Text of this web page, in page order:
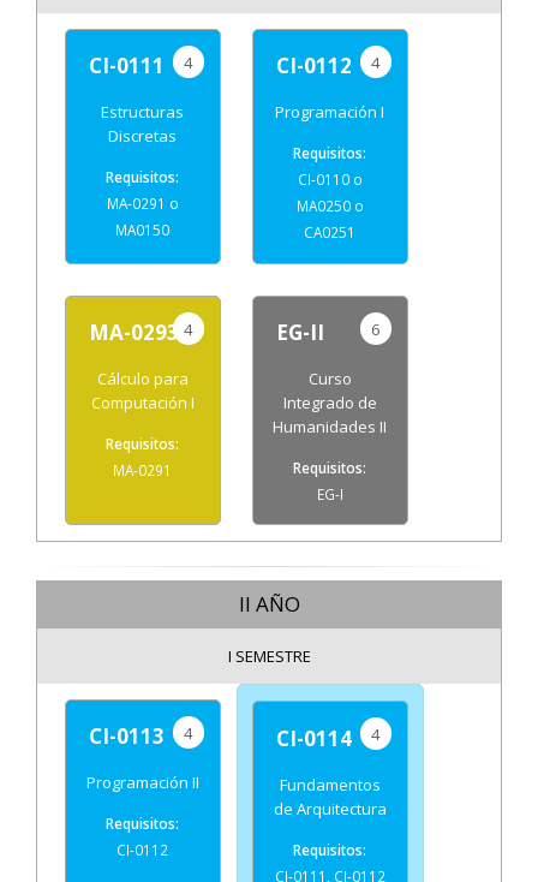
CI-0111
Estructuras
Discretas
4
MA-0291 o
MA0150
CI-0112
Programación I
4
CI-0110 o
MA0250 o
CA0251
MA-0293
Cálculo para
Computación I
4
MA-0291
EG-II
Curso
Integrado de
Humanidades II
6
EG-I
II AÑO
I SEMESTRE
CI-0113
Programación II
4
CI-0112
CI-0114
Fundamentos
de Arquitectura
4
CI-0111, CI-0112